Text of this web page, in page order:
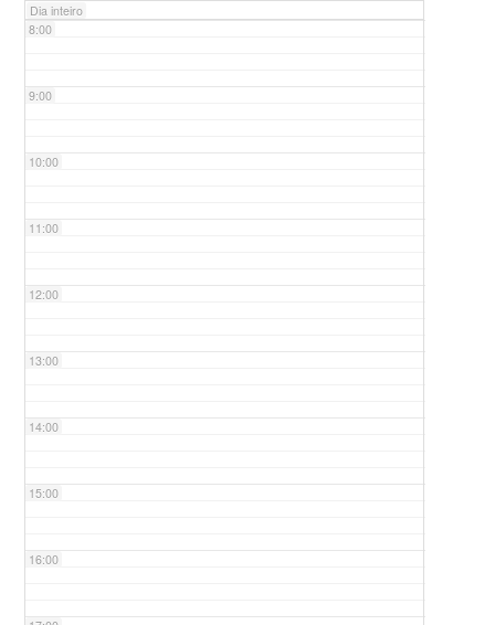
Dia inteiro
8:00
9:00
10:00
11:00
12:00
13:00
14:00
15:00
16:00